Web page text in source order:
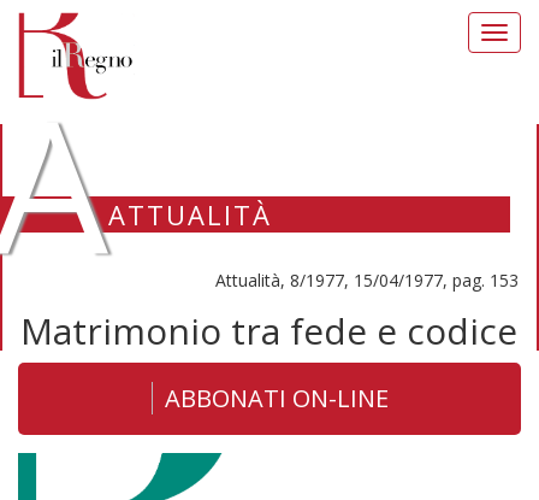
ATTUALITÀ
Attualità, 8/1977, 15/04/1977, pag. 153
Matrimonio tra fede e codice
ABBONATI ON-LINE